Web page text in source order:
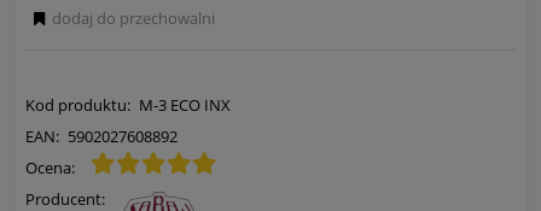
Kod produktu: M-3 ECO INX
EAN: 5902027608892
Ocena:
Producent:
dodaj do przechowalni